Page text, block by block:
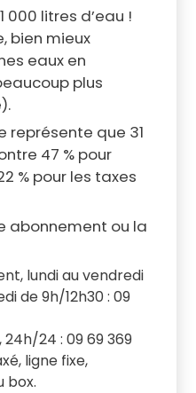
000 litres d’eau !
bien mieux
eaux en
plus
représente que 31
47 % pour
% pour les taxes
abonnement ou la
lundi au vendredi
de 9h/12h30 : 09
24 : 09 69 369
ligne fixe,
box.